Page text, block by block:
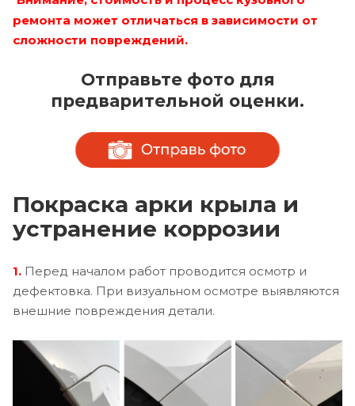
ремонта может отличаться в зависимости от
сложности повреждений.
Отправьте фото для
предварительной оценки.
Покраска арки крыла и
устранение коррозии
1. Перед началом работ проводится осмотр и
дефектовка. При визуальном осмотре выявляются
внешние повреждения детали.